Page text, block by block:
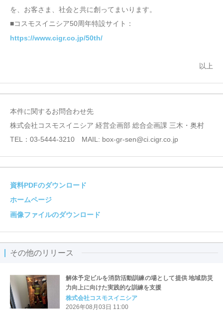
を、お客さま、社会と共に創ってまいります。
■コスモスイニシア50周年特設サイト：
https://www.cigr.co.jp/50th/
以上
本件に関するお問合わせ先
株式会社コスモスイニシア 経営企画部 総合企画課 三木・奥村
TEL：03-5444-3210 MAIL: box-gr-sen@ci.cigr.co.jp
資料PDFのダウンロード
ホームページ
画像ファイルのダウンロード
その他のリリース
解体予定ビルを消防活動訓練の場として提供 地域防災
力向上に向けた実践的な訓練を支援
株式会社コスモスイニシア
2026年08月03日 11:00